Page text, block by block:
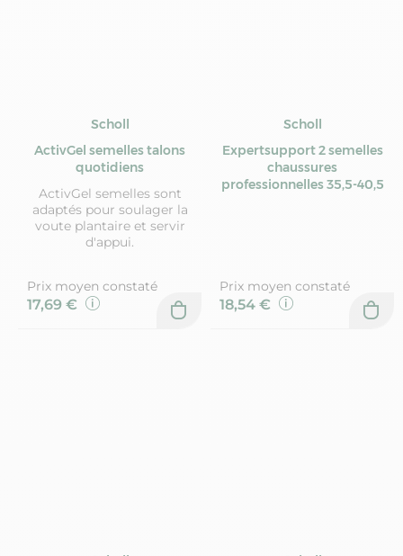
Scholl
ActivGel semelles talons
quotidiens
ActivGel semelles sont
adaptés pour soulager la
voute plantaire et servir
d'appui.
Prix moyen constaté
17,69 €
Scholl
Expertsupport 2 semelles
chaussures
professionnelles 35,5-40,5
Prix moyen constaté
18,54 €